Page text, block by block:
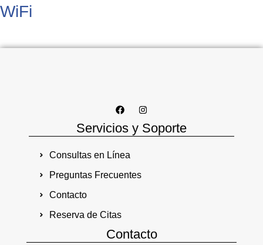
WiFi
Servicios y Soporte
Consultas en Línea
Preguntas Frecuentes
Contacto
Reserva de Citas
Contacto